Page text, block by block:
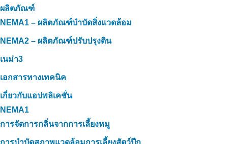
ผลิตภัณฑ์
NEMA1 – ผลิตภัณฑ์บำบัดสิ่งแวดล้อม
NEMA2 – ผลิตภัณฑ์ปรับปรุงดิน
เนม่า3
เอกสารทางเทคนิค
เกี่ยวกับแอปพลิเคชั่น
NEMA1
การจัดการกลิ่นจากการเลี้ยงหมู
การบำบัดสภาพแวดล้อมการเลี้ยงสัตว์ปีก